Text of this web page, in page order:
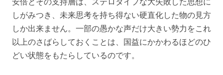
しがみつき、未来思考を持ち得ない硬直化した物の見方
しか出来ません。一部の愚かな声だけ大きい勢力をこれ
以上のさばらしておくことは、国益にかかわるほどのひ
どい状態をもたらしているのです。